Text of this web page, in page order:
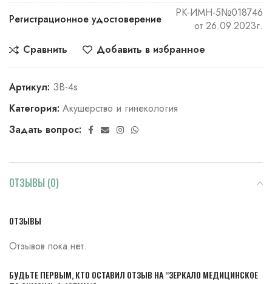
Регистрационное удостоверение
РК-ИМН-5№018746
от 26.09.2023г.
Сравнить
Добавить в избранное
Артикул: ЗВ-4s
Категория: Акушерство и гинекология
Задать вопрос:
ОТЗЫВЫ (0)
ОТЗЫВЫ
Отзывов пока нет.
БУДЬТЕ ПЕРВЫМ, КТО ОСТАВИЛ ОТЗЫВ НА “ЗЕРКАЛО МЕДИЦИНСКОЕ